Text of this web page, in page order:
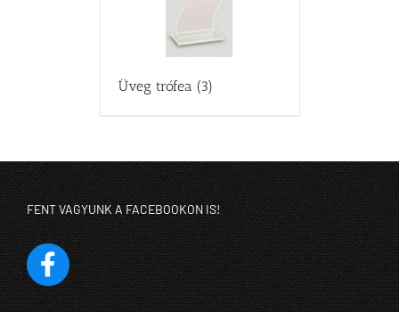
Üveg trófea (3)
FENT VAGYUNK A FACEBOOKON IS!